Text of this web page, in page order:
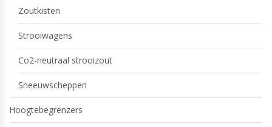
Zoutkisten
Strooiwagens
Co2-neutraal strooizout
Sneeuwscheppen
Hoogtebegrenzers